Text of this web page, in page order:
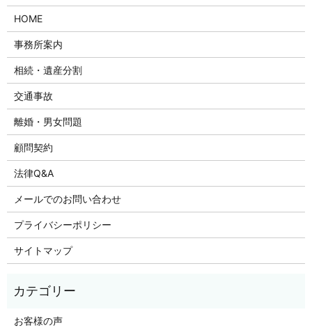
HOME
事務所案内
相続・遺産分割
交通事故
離婚・男女問題
顧問契約
法律Q&A
メールでのお問い合わせ
プライバシーポリシー
サイトマップ
お客様の声